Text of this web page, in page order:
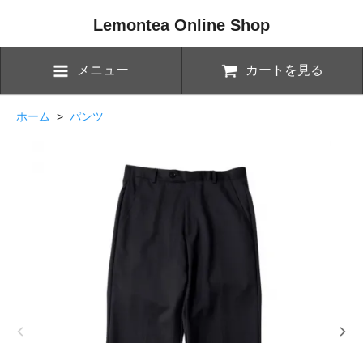
Lemontea Online Shop
メニュー カートを見る
ホーム > パンツ